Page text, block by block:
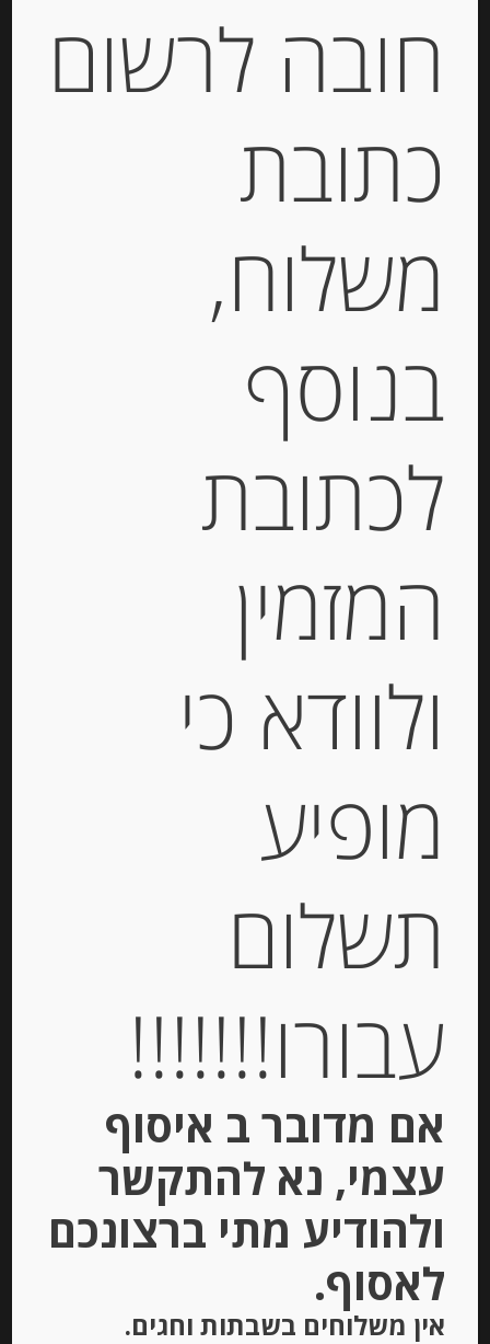
פילה אנשובי ספרדי 120 גרם בשמ”ז
SELECCION ESPECIAL DE
-
88.00
יחידות
פילה אנשובי ספרדי מהים הקאנטברי
120 גרם בשמ”ז FILETES DE
124.00
הוספה לסל
חובה לרשום
כתובת
משלוח,
בנוסף
לכתובת
המזמין
ולוודא כי
מופיע
תשלום
עבורו!!!!!!!
אם מדובר ב איסוף
עצמי, נא להתקשר
ולהודיע מתי ברצונכם
לאסוף.
אין משלוחים בשבתות וחגים.